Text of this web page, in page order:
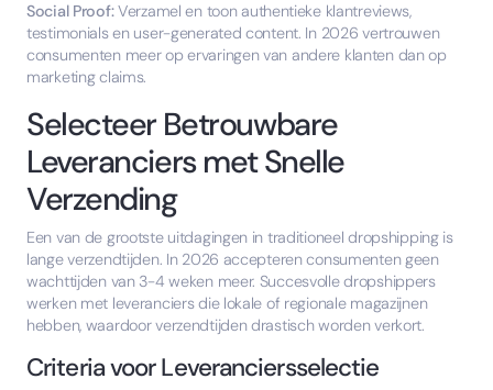
Social Proof:Verzamel en toon authentieke klantreviews,
testimonials en user-generated content. In 2026 vertrouwen
consumenten meer op ervaringen van andere klanten dan op
marketing claims.
Selecteer Betrouwbare
Leveranciers met Snelle
Verzending
Een van de grootste uitdagingen in traditioneel dropshipping is
lange verzendtijden. In 2026 accepteren consumenten geen
wachttijden van 3-4 weken meer. Succesvolle dropshippers
werken met leveranciers die lokale of regionale magazijnen
hebben, waardoor verzendtijden drastisch worden verkort.
Criteria voor Leveranciersselectie